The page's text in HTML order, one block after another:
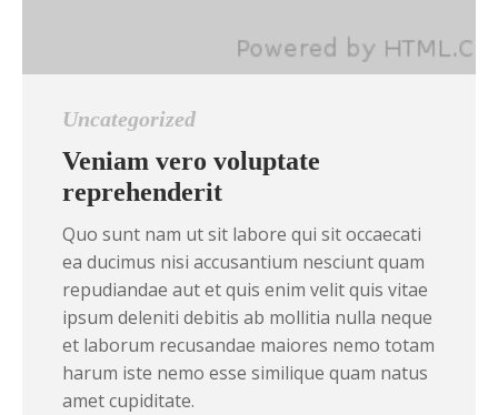
Uncategorized
Veniam vero voluptate
reprehenderit
Quo sunt nam ut sit labore qui sit occaecati
ea ducimus nisi accusantium nesciunt quam
repudiandae aut et quis enim velit quis vitae
ipsum deleniti debitis ab mollitia nulla neque
et laborum recusandae maiores nemo totam
harum iste nemo esse similique quam natus
amet cupiditate.